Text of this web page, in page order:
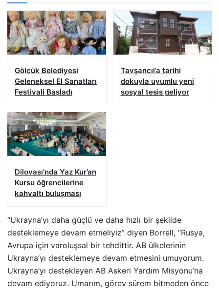
Gölcük Belediyesi
Geleneksel El Sanatları
Festivali Başladı
Tavşancıl’a tarihi
dokuyla uyumlu yeni
sosyal tesis geliyor
Dilovası’nda Yaz Kur’an
Kursu öğrencilerine
kahvaltı buluşması
“Ukrayna’yı daha güçlü ve daha hızlı bir şekilde
desteklemeye devam etmeliyiz” diyen Borrell, “Rusya,
Avrupa için varoluşsal bir tehdittir. AB ülkelerinin
Ukrayna’yı desteklemeye devam etmesini umuyorum.
Ukrayna’yı destekleyen AB Askeri Yardım Misyonu’na
devam ediyoruz. Umarım, görev sürem bitmeden önce